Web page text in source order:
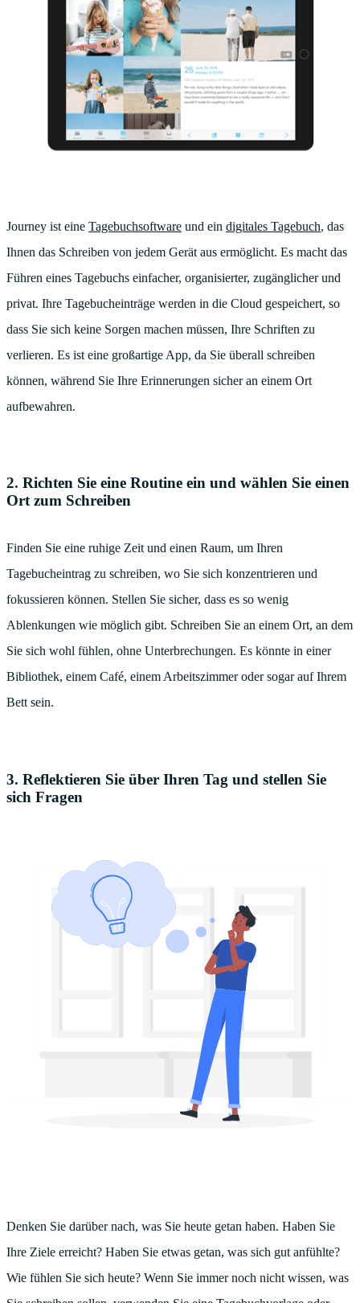
Journey ist eine Tagebuchsoftware und ein digitales Tagebuch, das
Ihnen das Schreiben von jedem Gerät aus ermöglicht. Es macht das
Führen eines Tagebuchs einfacher, organisierter, zugänglicher und
privat. Ihre Tagebucheinträge werden in die Cloud gespeichert, so
dass Sie sich keine Sorgen machen müssen, Ihre Schriften zu
verlieren. Es ist eine großartige App, da Sie überall schreiben
können, während Sie Ihre Erinnerungen sicher an einem Ort
aufbewahren.
2. Richten Sie eine Routine ein und wählen Sie einen
Ort zum Schreiben
Finden Sie eine ruhige Zeit und einen Raum, um Ihren
Tagebucheintrag zu schreiben, wo Sie sich konzentrieren und
fokussieren können. Stellen Sie sicher, dass es so wenig
Ablenkungen wie möglich gibt. Schreiben Sie an einem Ort, an dem
Sie sich wohl fühlen, ohne Unterbrechungen. Es könnte in einer
Bibliothek, einem Café, einem Arbeitszimmer oder sogar auf Ihrem
Bett sein.
3. Reflektieren Sie über Ihren Tag und stellen Sie
sich Fragen
Denken Sie darüber nach, was Sie heute getan haben. Haben Sie
Ihre Ziele erreicht? Haben Sie etwas getan, was sich gut anfühlte?
Wie fühlen Sie sich heute? Wenn Sie immer noch nicht wissen, was